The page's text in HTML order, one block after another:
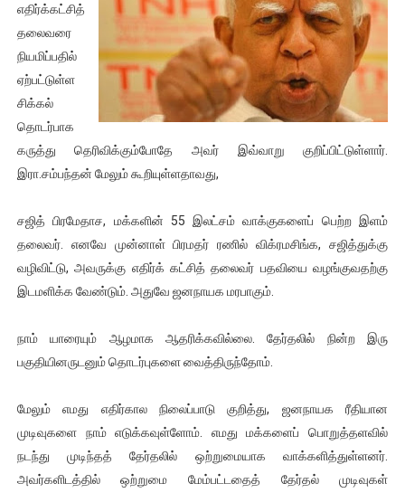
தடுப்பூசியை பெற்றுக் கொள்ளக் கூடிய இடங்கள்...
சிறுமியை பாலியல் வன்கொடுமை செய்த முதியவருக்கு
பிரபல நடிகை தூக்கிட்டு தற்கொலை!
வடிவேலுவுக்கு நீதிமன்றம் விதித்துள்ள அதிரடி உத்தரவு!
தியாகதீபம் லெப்.கேணல் திலீபன், கேணல் சங்கர் ஆகியோரின்
ஐ.நா முன்றலில் சீரற்ற காலநிலையிலும் தமிழின அழிப்பிற்கு
இளையராஜா – கமல் அவசர சந்திப்பு (படங்கள், விடியோ)
ஜனாதிபதி ஐக்கிய நாடுகளின் பொதுச் சபை கூட்டத்தில் இன்று
32 CM விநோத கன்றுக்குட்டி! (வீடியோ)
எதிர்க்கட்சித்
தலைவரை
நியமிப்பதில்
ஏற்பட்டுள்ள
சிக்கல்
தொடர்பாக
கருத்து தெரிவிக்கும்போதே அவர் இவ்வாறு குறிப்பிட்டுள்ளார்.
இரா.சம்பந்தன் மேலும் கூறியுள்ளதாவது,
சஜித் பிரமேதாச, மக்களின் 55 இலட்சம் வாக்குகளைப் பெற்ற இளம்
தலைவர். எனவே முன்னாள் பிரமதர் ரணில் விக்ரமசிங்க, சஜித்துக்கு
வழிவிட்டு, அவருக்கு எதிர்க் கட்சித் தலைவர் பதவியை வழங்குவதற்கு
இடமளிக்க வேண்டும். அதுவே ஜனநாயக மரபாகும்.
நாம் யாரையும் ஆழமாக ஆதரிக்கவில்லை. தேர்தலில் நின்ற இரு
பகுதியினருடனும் தொடர்புகளை வைத்திருந்தோம்.
மேலும் எமது எதிர்கால நிலைப்பாடு குறித்து, ஜனநாயக ரீதியான
முடிவுகளை நாம் எடுக்கவுள்ளோம். எமது மக்களைப் பொறுத்தளவில்
நடந்து முடிந்தத் தேர்தலில் ஒற்றுமையாக வாக்களித்துள்ளனர்.
அவர்களிடத்தில் ஒற்றுமை மேம்பட்டதைத் தேர்தல் முடிவுகள்